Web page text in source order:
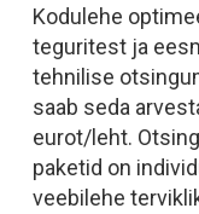
Kodulehe
teguritest ja
tehnilise
saab seda
eurot/leht.
paketid on
veebilehe